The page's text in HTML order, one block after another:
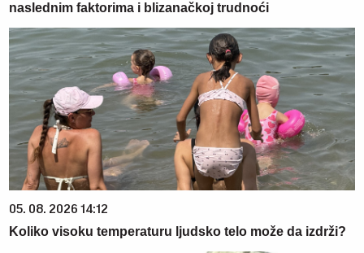
naslednim faktorima i blizanačkoj trudnoći
05. 08. 2026 14:12
Koliko visoku temperaturu ljudsko telo može da izdrži?